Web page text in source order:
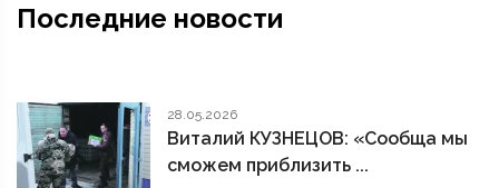
Последние новости
28.05.2026
Виталий КУЗНЕЦОВ: «Сообща мы
сможем приблизить ...